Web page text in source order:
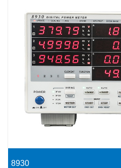
选用电机扩展功能配件(选配)，在
时，也可以观测转速和扭矩的变化
8930